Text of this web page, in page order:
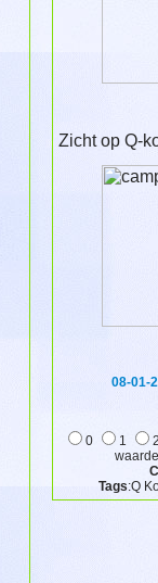
Zicht op Q-
08-01-
0 1
Tags:Q